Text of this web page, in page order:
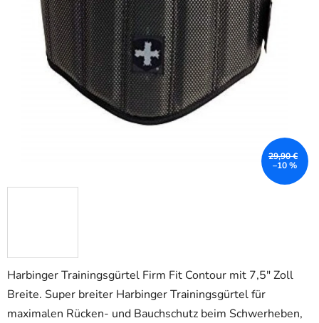
Harbinger Trainingsgürtel Firm Fit Contour mit 7,5" Zoll
Breite. Super breiter Harbinger Trainingsgürtel für
maximalen Rücken- und Bauchschutz beim Schwerheben,
29,90 €
–10 %